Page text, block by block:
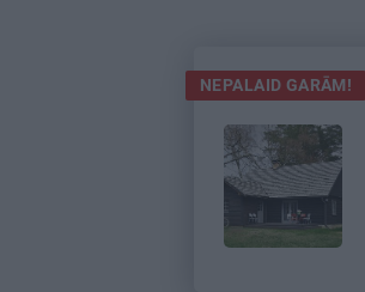
NEPALAID GARĀM!